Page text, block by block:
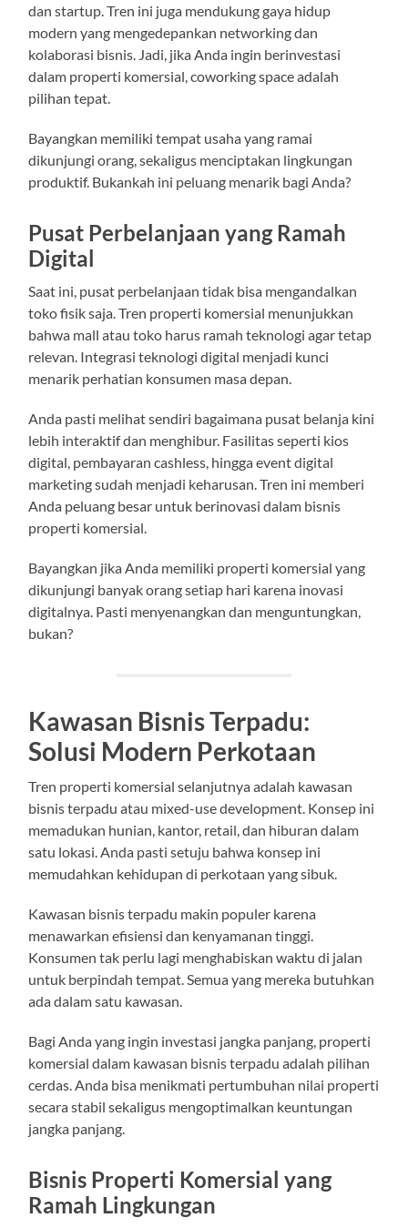
dan startup. Tren ini juga mendukung gaya hidup
modern yang mengedepankan networking dan
kolaborasi bisnis. Jadi, jika Anda ingin berinvestasi
dalam properti komersial, coworking space adalah
pilihan tepat.
Bayangkan memiliki tempat usaha yang ramai
dikunjungi orang, sekaligus menciptakan lingkungan
produktif. Bukankah ini peluang menarik bagi Anda?
Pusat Perbelanjaan yang Ramah
Digital
Saat ini, pusat perbelanjaan tidak bisa mengandalkan
toko fisik saja. Tren properti komersial menunjukkan
bahwa mall atau toko harus ramah teknologi agar tetap
relevan. Integrasi teknologi digital menjadi kunci
menarik perhatian konsumen masa depan.
Anda pasti melihat sendiri bagaimana pusat belanja kini
lebih interaktif dan menghibur. Fasilitas seperti kios
digital, pembayaran cashless, hingga event digital
marketing sudah menjadi keharusan. Tren ini memberi
Anda peluang besar untuk berinovasi dalam bisnis
properti komersial.
Bayangkan jika Anda memiliki properti komersial yang
dikunjungi banyak orang setiap hari karena inovasi
digitalnya. Pasti menyenangkan dan menguntungkan,
bukan?
Kawasan Bisnis Terpadu:
Solusi Modern Perkotaan
Tren properti komersial selanjutnya adalah kawasan
bisnis terpadu atau mixed-use development. Konsep ini
memadukan hunian, kantor, retail, dan hiburan dalam
satu lokasi. Anda pasti setuju bahwa konsep ini
memudahkan kehidupan di perkotaan yang sibuk.
Kawasan bisnis terpadu makin populer karena
menawarkan efisiensi dan kenyamanan tinggi.
Konsumen tak perlu lagi menghabiskan waktu di jalan
untuk berpindah tempat. Semua yang mereka butuhkan
ada dalam satu kawasan.
Bagi Anda yang ingin investasi jangka panjang, properti
komersial dalam kawasan bisnis terpadu adalah pilihan
cerdas. Anda bisa menikmati pertumbuhan nilai properti
secara stabil sekaligus mengoptimalkan keuntungan
jangka panjang.
Bisnis Properti Komersial yang
Ramah Lingkungan